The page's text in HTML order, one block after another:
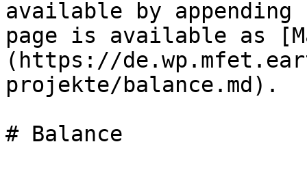
available by
page is available as
(https://
projekte/balance.md).
# Balance